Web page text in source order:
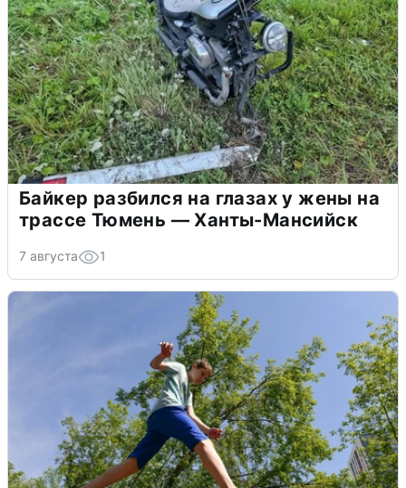
Байкер разбился на глазах у жены на
трассе Тюмень — Ханты-Мансийск
7 августа 1